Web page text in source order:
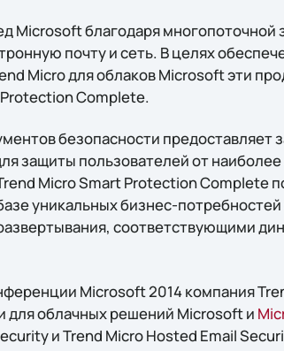
Microsoft благодаря многопоточной
почту и сеть. В целях
Micro для облаков Microsoft эти
Complete.
безопасности предоставляет
защиты пользователей от наиболее
Micro Smart Protection Complete
уникальных бизнес-
соответствующими
Microsoft 2014 компания
для облачных решений Microsoft и
и Trend Micro Hosted Email